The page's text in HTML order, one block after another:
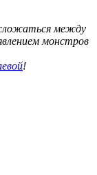
между
монстров
!